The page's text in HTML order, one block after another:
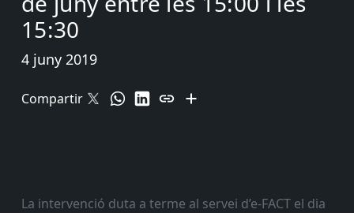
15:30
4 juny 2019
Compartir
La intervenció duta a terme al servei d’e-FACT el dia